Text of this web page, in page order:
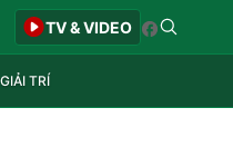
TV & VIDEO
TRÍ